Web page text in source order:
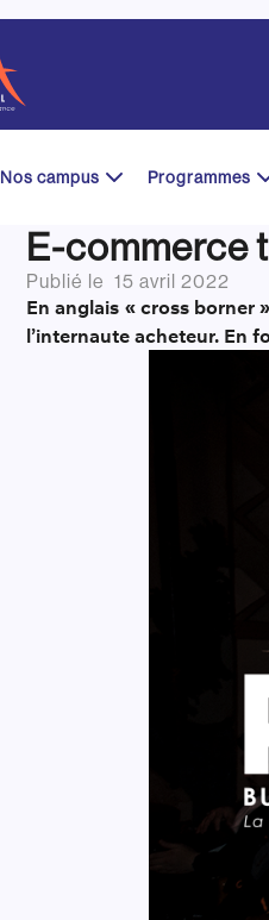
Nos campus Programmes
E-commerce
Publié le15 avril 2022
En anglais « cross borner
l’internaute acheteur. En